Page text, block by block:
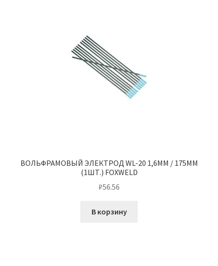
ВОЛЬФРАМОВЫЙ ЭЛЕКТРОД WL-20 1,6ММ / 175ММ
(1ШТ.) FOXWELD
₽56.56
В корзину